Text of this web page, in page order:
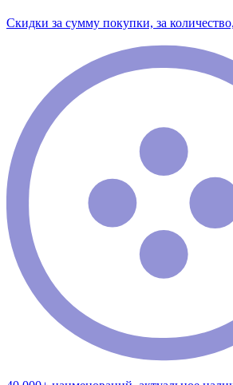
Скидки за сумму покупки, за